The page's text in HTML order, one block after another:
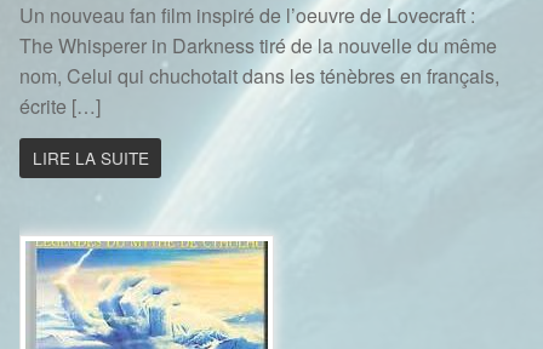
Un nouveau fan film inspiré de l’oeuvre de Lovecraft :
The Whisperer in Darkness tiré de la nouvelle du même
nom, Celui qui chuchotait dans les ténèbres en français,
écrite […]
LIRE LA SUITE